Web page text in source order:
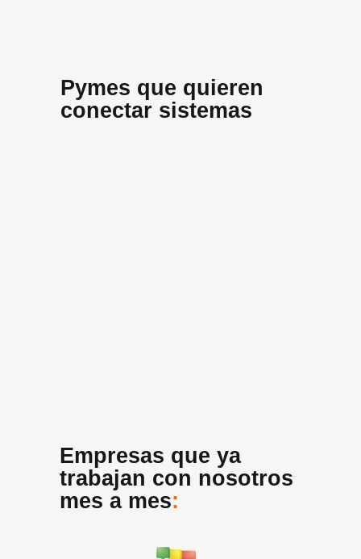
Pymes que quieren
conectar sistemas
Empresas que ya
trabajan con nosotros
mes a mes: